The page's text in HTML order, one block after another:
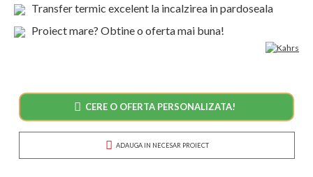
Transfer termic excelent la incalzirea in pardoseala
Proiect mare? Obtine o oferta mai buna!
CERE O OFERTA PERSONALIZATA!
ADAUGA IN NECESAR PROIECT